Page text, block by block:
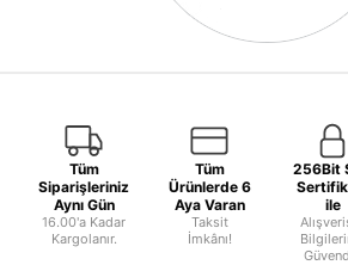
Tüm
Siparişleriniz
Aynı Gün
16.00'a Kadar
Kargolanır.
Tüm
Ürünlerde 6
Aya Varan
Taksit
İmkânı!
256Bit
ile